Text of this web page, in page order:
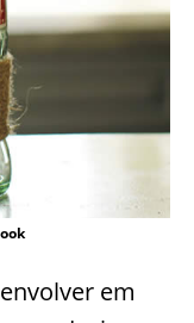
em